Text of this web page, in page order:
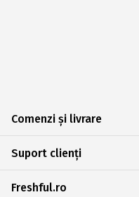
Comenzi și livrare
Suport clienți
Freshful.ro